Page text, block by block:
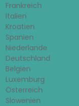
Frankreich
Italien
Kroatien
Spanien
Niederlande
Deutschland
Belgien
Luxemburg
Österreich
Slowenien